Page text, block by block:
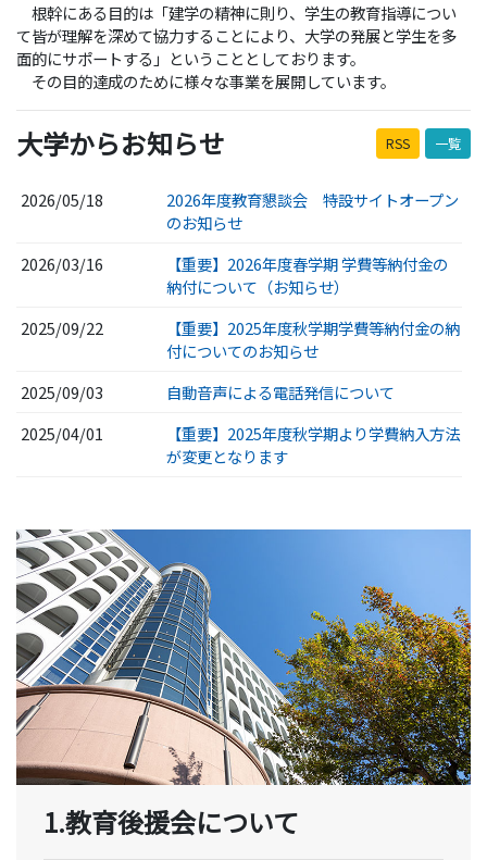
根幹にある目的は「建学の精神に則り、学生の教育指導につい
て皆が理解を深めて協力することにより、大学の発展と学生を多
面的にサポートする」ということとしております。
その目的達成のために様々な事業を展開しています。
大学からお知らせ RSS 一覧
2026/05/18
2026年度教育懇談会 特設サイトオープン
のお知らせ
2026/03/16
【重要】2026年度春学期 学費等納付金の
納付について（お知らせ）
2025/09/22
【重要】2025年度秋学期学費等納付金の納
付についてのお知らせ
2025/09/03
自動音声による電話発信について
2025/04/01
【重要】2025年度秋学期より学費納入方法
が変更となります
1.教育後援会について